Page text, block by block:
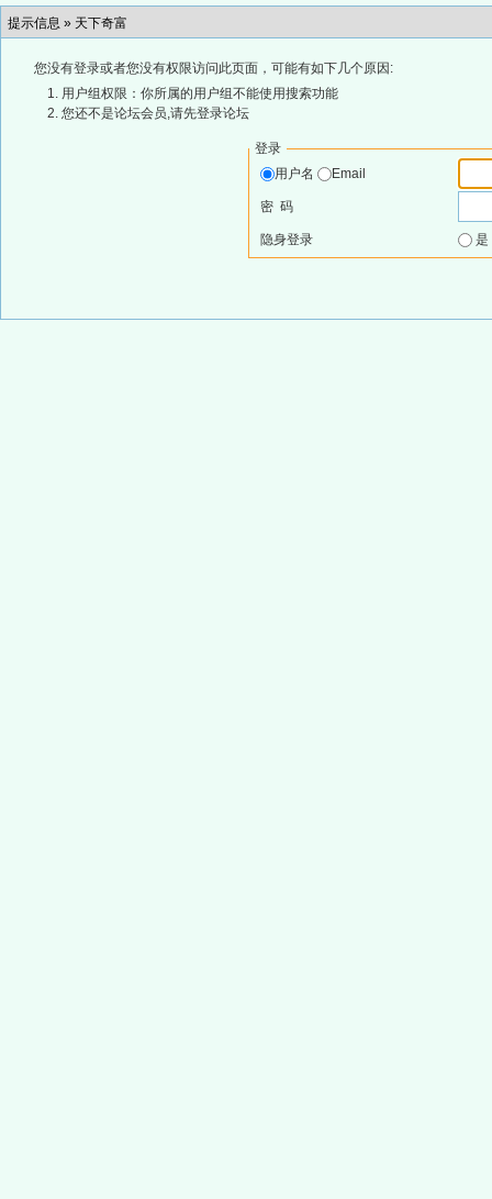
提示信息 » 天下奇富
您没有登录或者您没有权限访问此页面，可能有如下几个原因:
用户组权限：你所属的用户组不能使用搜索功能
您还不是论坛会员,请先登录论坛
登录
用户名
Email
密 码
隐身登录